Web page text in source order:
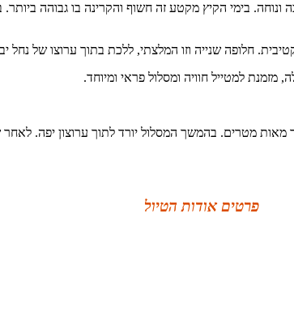
בימי הקיץ מקטע זה חשוף והקרינה בו גבוהה ביותר.
חלופה שנייה וזו המלצתי, ללכת בתוך ערוצו של נחל
למטייל חוויה ומסלול פראי ומיוחד.
מטרים. בהמשך המסלול יורד לתוך ערוצון יפה.
פרטים אודות הטיול